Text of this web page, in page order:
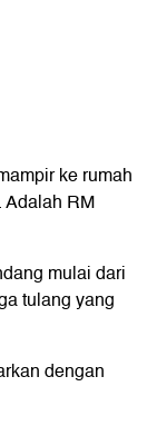
ke rumah
RM
mulai dari
tulang yang
dengan